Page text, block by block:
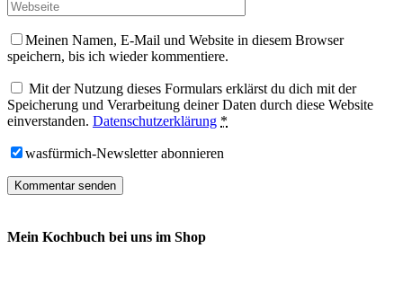
Meinen Namen, E-Mail und Website in diesem Browser
speichern, bis ich wieder kommentiere.
Mit der Nutzung dieses Formulars erklärst du dich mit der
Speicherung und Verarbeitung deiner Daten durch diese Website
einverstanden. Datenschutzerklärung *
wasfürmich-Newsletter abonnieren
Mein Kochbuch bei uns im Shop